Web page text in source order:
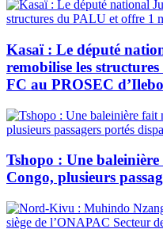
Kasaï : Le député
remobilise les
FC au PROSEC
Tshopo : Une
Congo, plusieurs